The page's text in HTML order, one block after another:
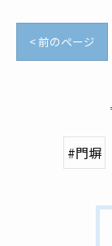
< 前のページ
#門塀